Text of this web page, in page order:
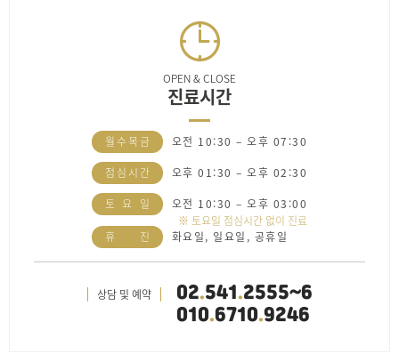
OPEN & CLOSE
진료시간
월수목금
오전 10:30 – 오후 07:30
점 심 시 간
오후 01:30 – 오후 02:30
토 요 일
오전 10:30 – 오후 03:00
※ 토요일 점심시간 없이 진료
휴
진 화요일, 일요일, 공휴일
상담 및 예약 02.541.2555~6
010.6710.9246